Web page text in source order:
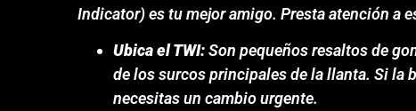
Indicator) es tu mejor amigo. Presta atención a
Ubica el TWI:Son pequeños resaltos de
de los surcos principales de la llanta. Si la
necesitas un cambio urgente.